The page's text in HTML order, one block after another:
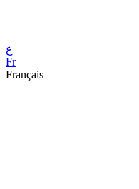
ع
Fr
Français